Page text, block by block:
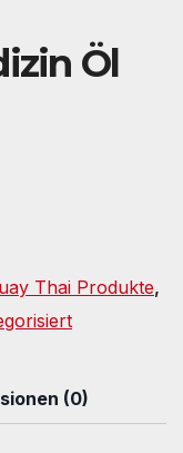
Öl
Thai Produkte,
(0)